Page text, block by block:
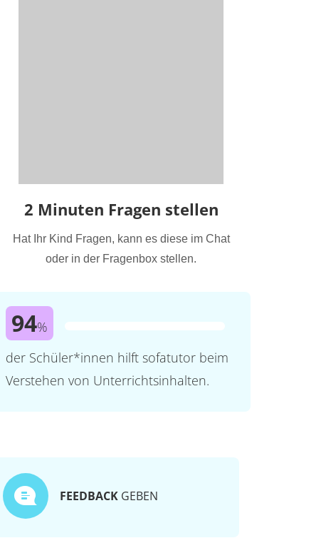
2 Minuten Fragen stellen
Hat Ihr Kind Fragen, kann es diese im Chat
oder in der Fragenbox stellen.
94%
der Schüler*innen hilft sofatutor beim
Verstehen von Unterrichtsinhalten.
FEEDBACK GEBEN